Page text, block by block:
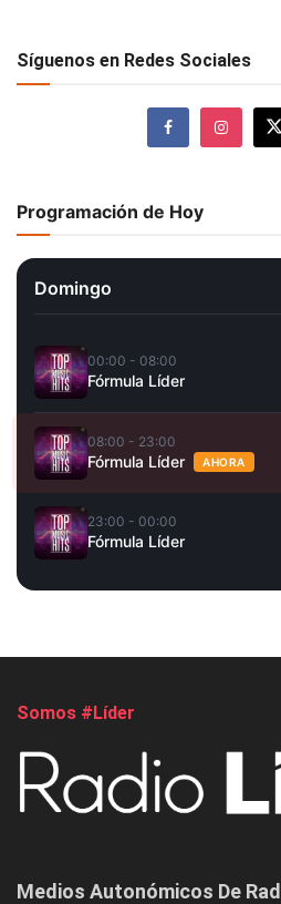
Síguenos en Redes Sociales
Programación de Hoy
Domingo
00:00 - 08:00
Fórmula Líder
08:00 - 23:00
Fórmula Líder AHORA
23:00 - 00:00
Fórmula Líder
Somos #Líder
Medios Autonómicos De